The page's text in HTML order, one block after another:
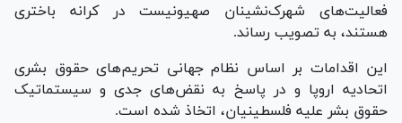
فعالیت‌های شهرک‌نشینان صهیونیست در کرانه باختری
هستند، به تصویب رساند.
این اقدامات بر اساس نظام جهانی تحریم‌های حقوق بشری
اتحادیه اروپا و در پاسخ به نقض‌های جدی و سیستماتیک
حقوق بشر علیه فلسطینیان، اتخاذ شده است.